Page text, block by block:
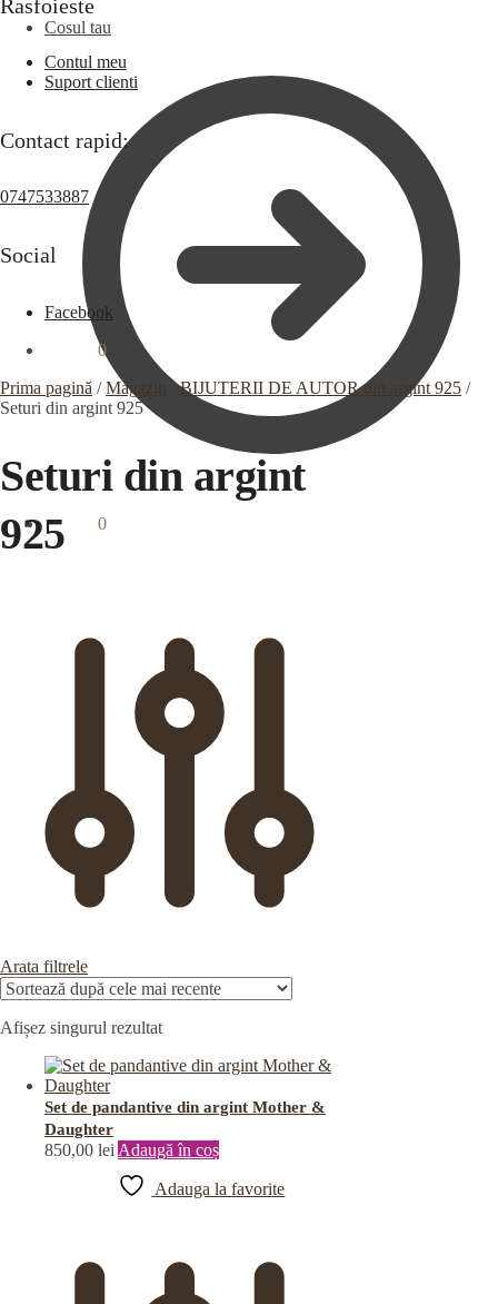
Cosul tau
0,00 0
Rasfoieste
Contul meu
Suport clienti
Contact rapid:
0747533887
Social
Facebook
0
Prima pagină /Magazin /BIJUTERII DE AUTOR din argint 925 /
Seturi din argint 925
Seturi din argint
925
Arata filtrele
Afișez singurul rezultat
Set de pandantive din argint Mother &
Daughter
850,00 lei Adaugă în coș
Adauga la favorite